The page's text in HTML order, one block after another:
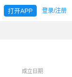
登录/注册
成立日期